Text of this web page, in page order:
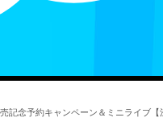
念予約キャンペーン＆ミニライブ【